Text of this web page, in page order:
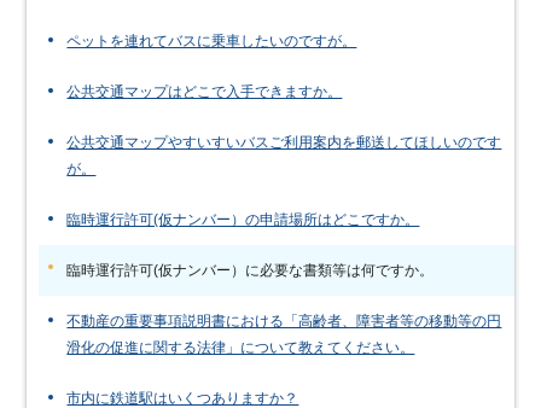
ペットを連れてバスに乗車したいのですが。
公共交通マップはどこで入手できますか。
公共交通マップやすいすいバスご利用案内を郵送してほしいのです
が。
臨時運行許可(仮ナンバー）の申請場所はどこですか。
臨時運行許可(仮ナンバー）に必要な書類等は何ですか。
不動産の重要事項説明書における「高齢者、障害者等の移動等の円
滑化の促進に関する法律」について教えてください。
市内に鉄道駅はいくつありますか？